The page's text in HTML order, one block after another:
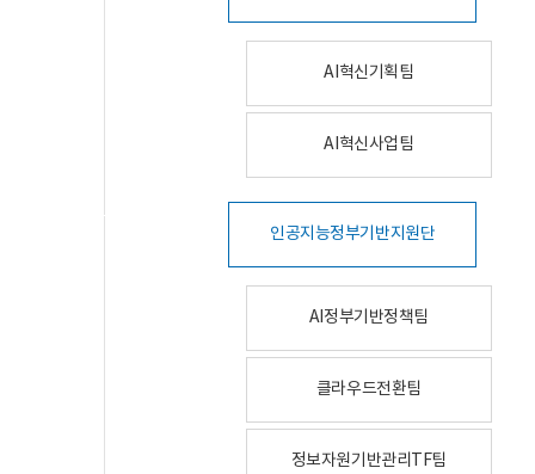
AI혁신기획팀
AI혁신사업팀
인공지능정부기반지원단
AI정부기반정책팀
클라우드전환팀
정보자원기반관리TF팀